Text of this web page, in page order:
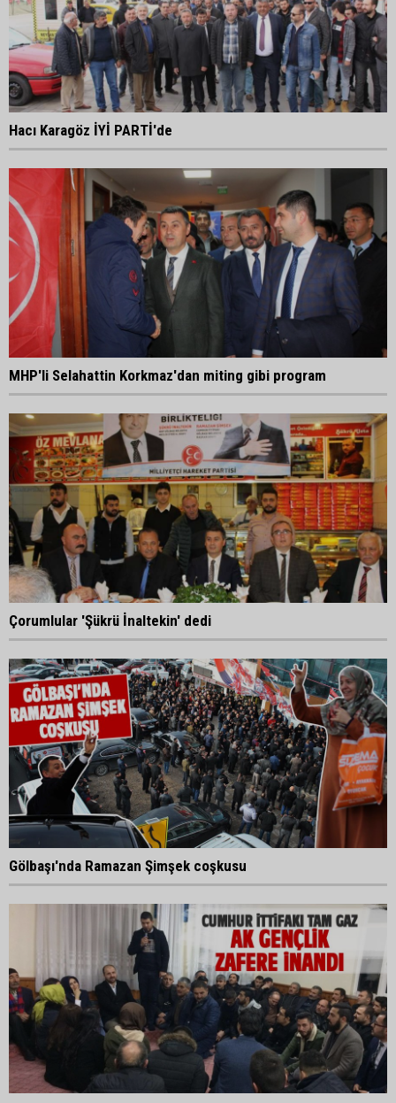
Hacı Karagöz İYİ PARTİ'de
MHP'li Selahattin Korkmaz'dan miting gibi program
Çorumlular 'Şükrü İnaltekin' dedi
Gölbaşı'nda Ramazan Şimşek coşkusu